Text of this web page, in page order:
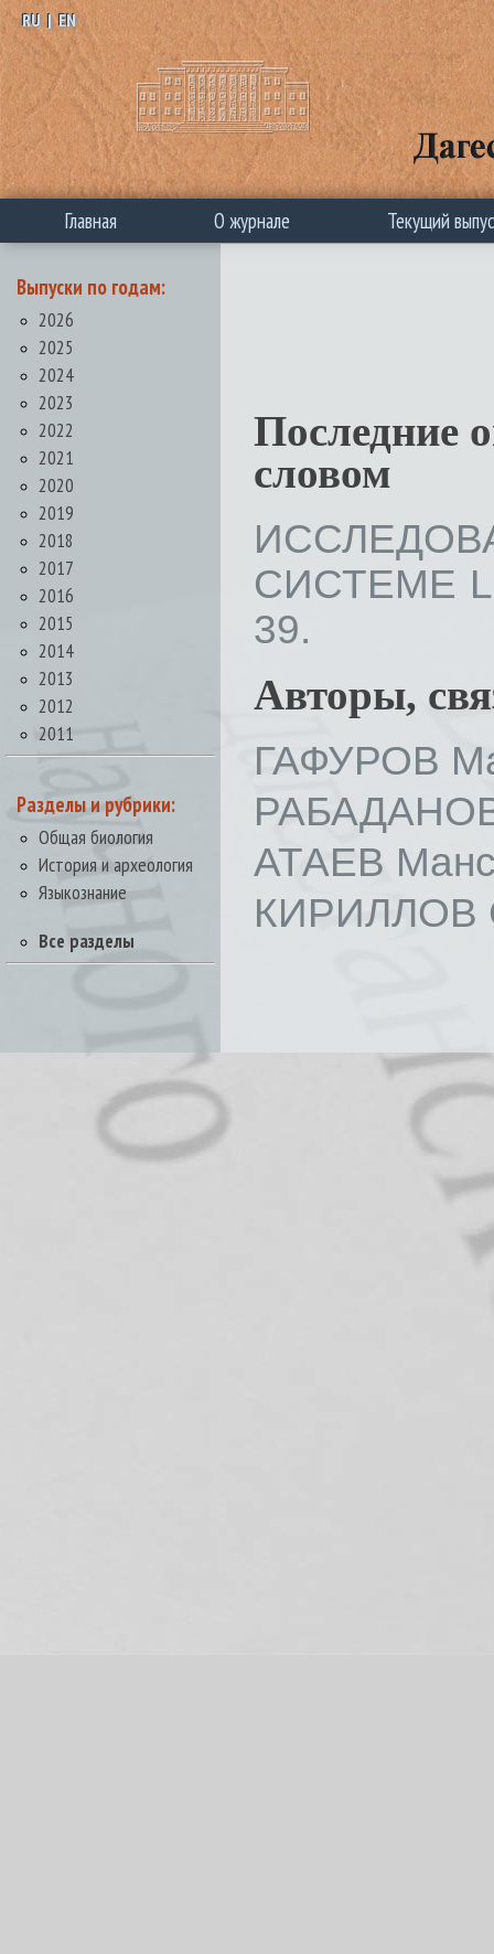
RU | EN
Главная О журнале Текущий
Выпуски по годам:
2026
2025
2024
2023
2022
2021
2020
2019
2018
2017
2016
2015
2014
2013
2012
2011
Разделы и рубрики:
Общая биология
История и археология
Языкознание
Все разделы
Последние
словом
СИСТЕМЕ
39.
Авторы,
ГАФУРОВ
АТАЕВ
КИРИЛЛОВ